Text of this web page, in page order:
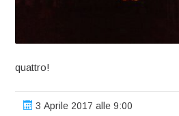
quattro!
3 Aprile 2017 alle 9:00